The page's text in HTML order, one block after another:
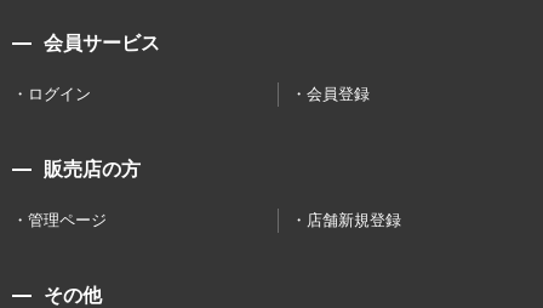
会員サービス
ログイン 会員登録
販売店の方
管理ページ 店舗新規登録
その他